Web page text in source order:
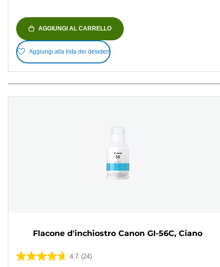
AGGIUNGI AL CARRELLO
Aggiungi alla lista dei desideri
Flacone d'inchiostro Canon GI-56C, Ciano
4.7 (24)
4.7